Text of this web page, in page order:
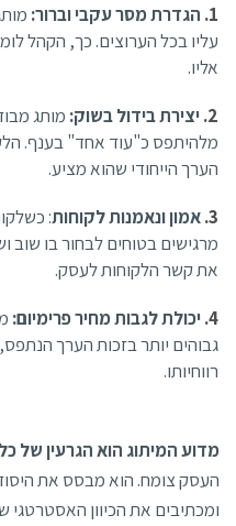
הגדרת מסר עקבי וברור:
עליו בכל הערוצים. כך, הקהל
אליו.
יצירת בידול בשוק: מותג
מלהיתפס כ"עוד אחד" בענף.
הערך הייחודי שהוא מציע.
אמון ונאמנות לקוחות:
מרגישים בטוחים לבחור בו שוב
את קשר הלקוחות לעסק.
יכולת לגבות מחיר פרימיום:
גבוהים יותר בזכות הערך
רווחיותו.
מדוע המיתוג הוא הגרעין של
העסק צומח. הוא מבסס את
ומכתיבים את הכיוון